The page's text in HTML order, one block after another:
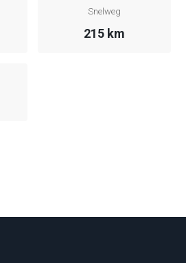
Snelweg
215 km